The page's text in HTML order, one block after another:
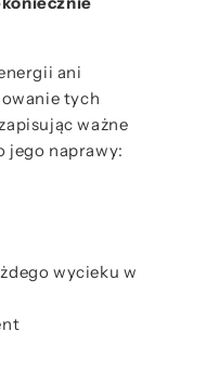
ani
tych
ważne
jego naprawy:
wycieku w